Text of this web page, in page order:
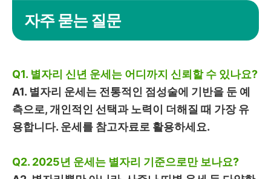
자주 묻는 질문
Q1. 별자리 신년 운세는 어디까지 신뢰할 수 있나요?
A1. 별자리 운세는 전통적인 점성술에 기반을 둔 예
측으로, 개인적인 선택과 노력이 더해질 때 가장 유
용합니다. 운세를 참고자료로 활용하세요.
Q2. 2025년 운세는 별자리 기준으로만 보나요?